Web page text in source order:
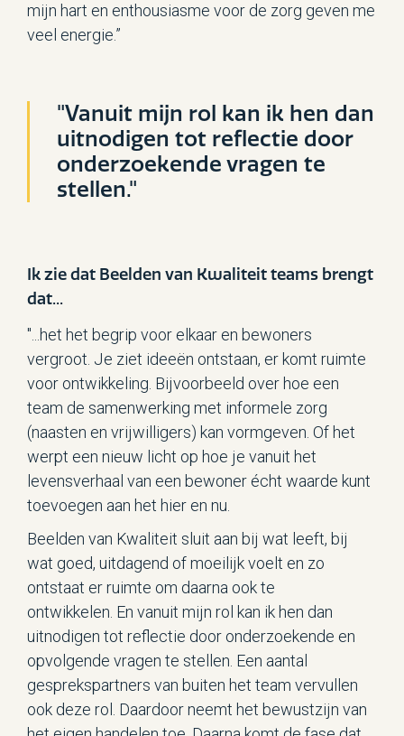
mijn hart en enthousiasme voor de zorg geven me
veel energie.”
"Vanuit mijn rol kan ik hen dan
uitnodigen tot reflectie door
onderzoekende vragen te
stellen."
Ik zie dat Beelden van Kwaliteit teams brengt
dat...
"...het het begrip voor elkaar en bewoners
vergroot. Je ziet ideeën ontstaan, er komt ruimte
voor ontwikkeling. Bijvoorbeeld over hoe een
team de samenwerking met informele zorg
(naasten en vrijwilligers) kan vormgeven. Of het
werpt een nieuw licht op hoe je vanuit het
levensverhaal van een bewoner écht waarde kunt
toevoegen aan het hier en nu.
Beelden van Kwaliteit sluit aan bij wat leeft, bij
wat goed, uitdagend of moeilijk voelt en zo
ontstaat er ruimte om daarna ook te
ontwikkelen. En vanuit mijn rol kan ik hen dan
uitnodigen tot reflectie door onderzoekende en
opvolgende vragen te stellen. Een aantal
gesprekspartners van buiten het team vervullen
ook deze rol. Daardoor neemt het bewustzijn van